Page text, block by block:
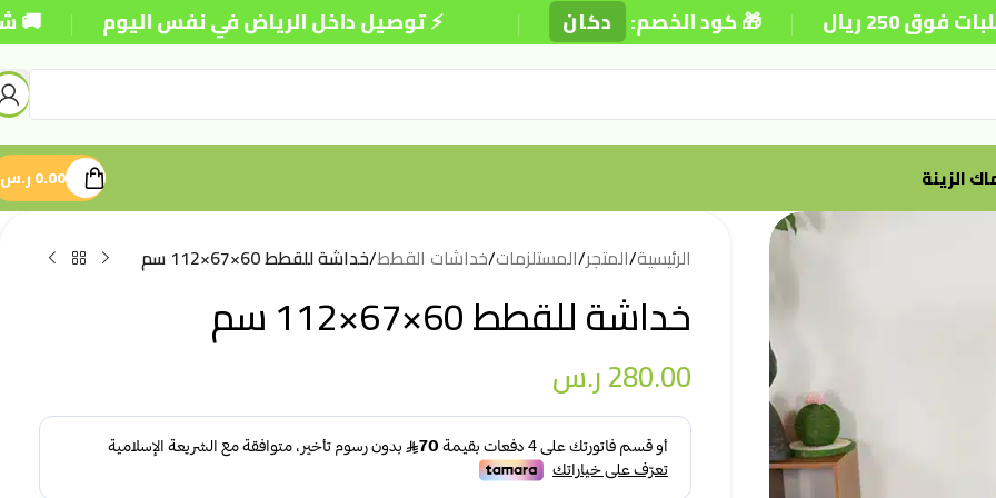
⚡ توصيل داخل الرياض في نفس اليوم 🚚 شحن مجاني | 🎁 كود الخصم: دكان |
الزينة 0.00ر.س
الرئيسية/المتجر/المستلزمات/خداشات القطط/خداشة للقطط 60×67×112 سم
خداشة للقطط 60×67×112 سم
280.00ر.س